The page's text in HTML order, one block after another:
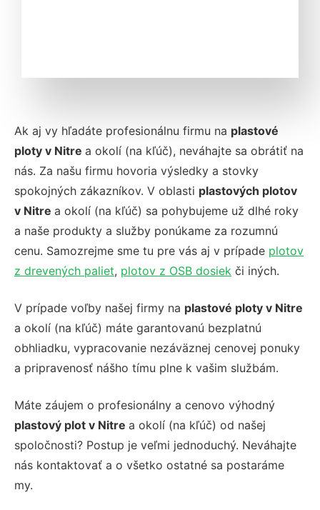
Ak aj vy hľadáte profesionálnu firmu na plastové
ploty v Nitre a okolí (na kľúč), neváhajte sa obrátiť na
nás. Za našu firmu hovoria výsledky a stovky
spokojných zákazníkov. V oblasti plastových plotov
v Nitre a okolí (na kľúč) sa pohybujeme už dlhé roky
a naše produkty a služby ponúkame za rozumnú
cenu. Samozrejme sme tu pre vás aj v prípade plotov
z drevených paliet, plotov z OSB dosiek či iných.
V prípade voľby našej firmy na plastové ploty v Nitre
a okolí (na kľúč) máte garantovanú bezplatnú
obhliadku, vypracovanie nezáväznej cenovej ponuky
a pripravenosť nášho tímu plne k vašim službám.
Máte záujem o profesionálny a cenovo výhodný
plastový plot v Nitre a okolí (na kľúč) od našej
spoločnosti? Postup je veľmi jednoduchý. Neváhajte
nás kontaktovať a o všetko ostatné sa postaráme
my.